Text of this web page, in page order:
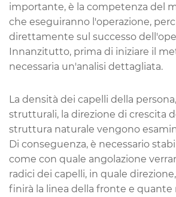
importante, è la competenza del
che eseguiranno l'operazione,
direttamente sul successo
Innanzitutto, prima di iniziare il
necessaria un'analisi dettagliata.
La densità dei capelli della
strutturali, la direzione di crescita
struttura naturale vengono
Di conseguenza, è necessario
come con quale angolazione
radici dei capelli, in quale
finirà la linea della fronte e quante